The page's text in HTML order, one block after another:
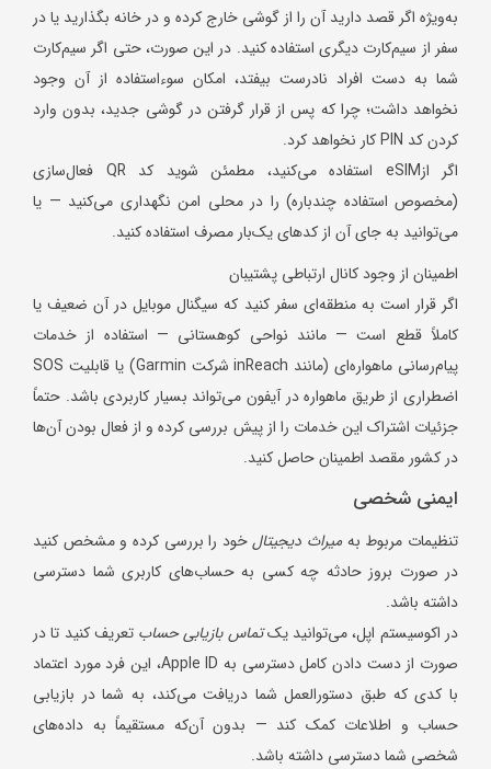
به‌ویژه اگر قصد دارید آن را از گوشی خارج کرده و در خانه بگذارید یا در
سفر از سیم‌کارت دیگری استفاده کنید. در این صورت، حتی اگر سیم‌کارت
شما به دست افراد نادرست بیفتد، امکان سوءاستفاده از آن وجود
نخواهد داشت؛ چرا که پس از قرار گرفتن در گوشی جدید، بدون وارد
کردن کد PIN کار نخواهد کرد.
اگر ازeSIM استفاده می‌کنید، مطمئن شوید کد QR فعال‌سازی
(مخصوص استفاده چندباره) را در محلی امن نگهداری می‌کنید — یا
می‌توانید به جای آن از کدهای یک‌بار مصرف استفاده کنید.
اطمینان از وجود کانال ارتباطی پشتیبان
اگر قرار است به منطقه‌ای سفر کنید که سیگنال موبایل در آن ضعیف یا
کاملاً قطع است — مانند نواحی کوهستانی — استفاده از خدمات
پیام‌رسانی ماهواره‌ای (مانند inReach شرکت Garmin) یا قابلیت SOS
اضطراری از طریق ماهواره در آیفون می‌تواند بسیار کاربردی باشد. حتماً
جزئیات اشتراک این خدمات را از پیش بررسی کرده و از فعال بودن آن‌ها
در کشور مقصد اطمینان حاصل کنید.
ایمنی شخصی
تنظیمات مربوط به میراث دیجیتالخود را بررسی کرده و مشخص کنید
در صورت بروز حادثه چه کسی به حساب‌های کاربری شما دسترسی
داشته باشد.
در اکوسیستم اپل، می‌توانید یکتماس بازیابی حساب تعریف کنید تا در
صورت از دست دادن کامل دسترسی به Apple ID، این فرد مورد اعتماد
با کدی که طبق دستورالعمل شما دریافت می‌کند، به شما در بازیابی
حساب و اطلاعات کمک کند — بدون آن‌که مستقیماً به داده‌های
شخصی شما دسترسی داشته باشد.